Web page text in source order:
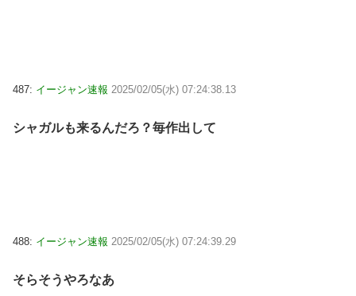
487: イージャン速報 2025/02/05(水) 07:24:38.13
シャガルも来るんだろ？毎作出して
488: イージャン速報 2025/02/05(水) 07:24:39.29
そらそうやろなあ